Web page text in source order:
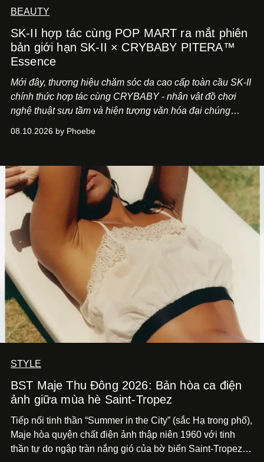
BEAUTY
SK-II hợp tác cùng POP MART ra mắt phiên
bản giới hạn SK-II × CRYBABY PITERA™
Essence
Mới đây, thương hiệu chăm sóc da cao cấp toàn cầu SK-II
chính thức hợp tác cùng CRYBABY - nhân vật đồ chơi
nghệ thuật sưu tầm và hiện tượng văn hóa đại chúng
08.10.2026 by Phoebe
STYLE
BST Maje Thu Đông 2026: Bản hòa ca điện
ảnh giữa mùa hè Saint-Tropez
Tiếp nối tinh thần “Summer in the City” (sắc Hạ trong phố),
Maje hòa quyện chất điện ảnh thập niên 1960 với tinh
thần tự do ngập tràn nắng gió của bờ biển Saint-Tropez,